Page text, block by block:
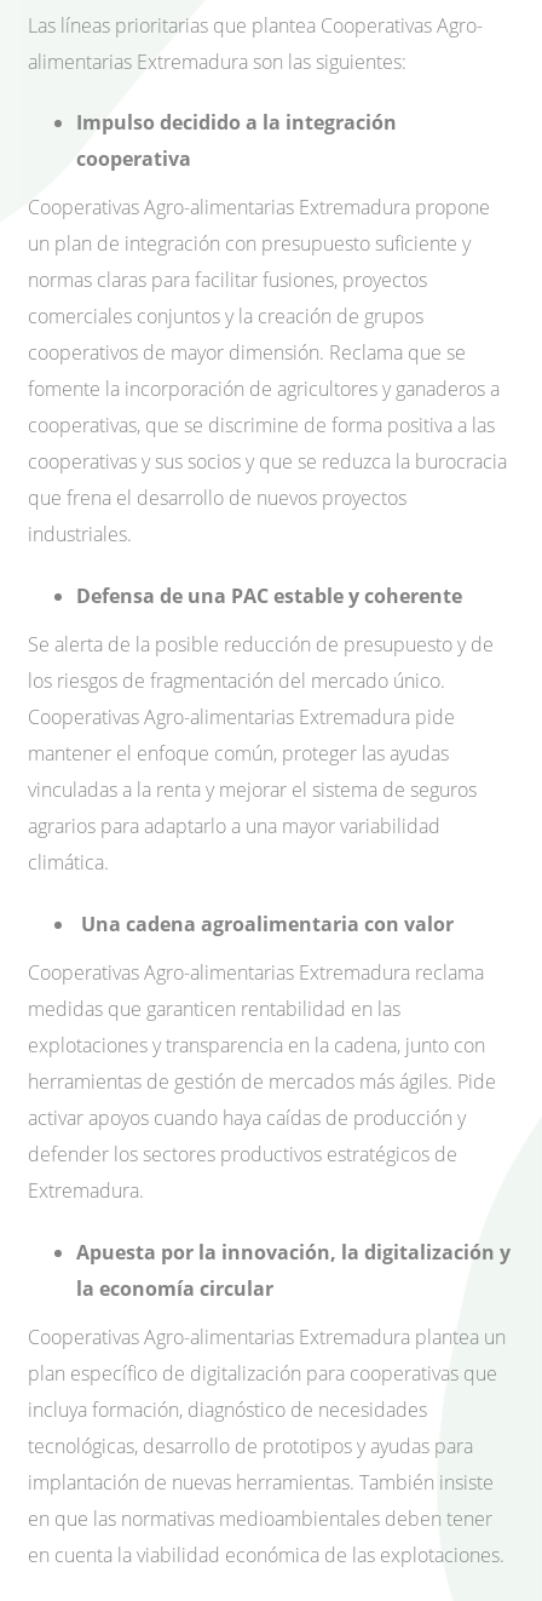
Las líneas prioritarias que plantea Cooperativas Agro-
alimentarias Extremadura son las siguientes:
Impulso decidido a la integración
cooperativa
Cooperativas Agro-alimentarias Extremadura propone
un plan de integración con presupuesto suficiente y
normas claras para facilitar fusiones, proyectos
comerciales conjuntos y la creación de grupos
cooperativos de mayor dimensión. Reclama que se
fomente la incorporación de agricultores y ganaderos a
cooperativas, que se discrimine de forma positiva a las
cooperativas y sus socios y que se reduzca la burocracia
que frena el desarrollo de nuevos proyectos
industriales.
Defensa de una PAC estable y coherente
Se alerta de la posible reducción de presupuesto y de
los riesgos de fragmentación del mercado único.
Cooperativas Agro-alimentarias Extremadura pide
mantener el enfoque común, proteger las ayudas
vinculadas a la renta y mejorar el sistema de seguros
agrarios para adaptarlo a una mayor variabilidad
climática.
Una cadena agroalimentaria con valor
Cooperativas Agro-alimentarias Extremadura reclama
medidas que garanticen rentabilidad en las
explotaciones y transparencia en la cadena, junto con
herramientas de gestión de mercados más ágiles. Pide
activar apoyos cuando haya caídas de producción y
defender los sectores productivos estratégicos de
Extremadura.
Apuesta por la innovación, la digitalización y
la economía circular
Cooperativas Agro-alimentarias Extremadura plantea un
plan específico de digitalización para cooperativas que
incluya formación, diagnóstico de necesidades
tecnológicas, desarrollo de prototipos y ayudas para
implantación de nuevas herramientas. También insiste
en que las normativas medioambientales deben tener
en cuenta la viabilidad económica de las explotaciones.